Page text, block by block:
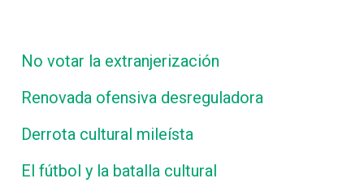
No votar la extranjerización
Renovada ofensiva desreguladora
Derrota cultural mileísta
El fútbol y la batalla cultural